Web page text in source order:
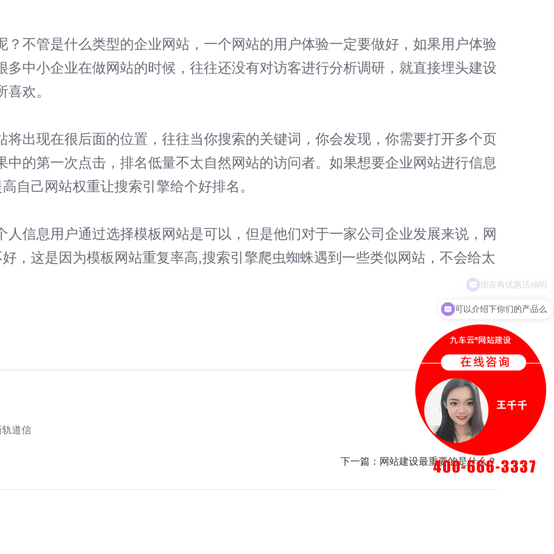
微信小程序开发
球商机获取
？不管是什么类型的企业网站，一个网站的用户体验一定要做好，如果用户体验
中小企业在做网站的时候，往往还没有对访客进行分析调研，就直接埋头建设
欢。
出现在很后面的位置，往往当你搜索的关键词，你会发现，你需要打开多个页
的第一次点击，排名低量不太自然网站的访问者。如果想要企业网站进行信息
自己网站权重让搜索引擎给个好排名。
信息用户通过选择模板网站是可以，但是他们对于一家公司企业发展来说，网
，这是因为模板网站重复率高,搜索引擎爬虫蜘蛛遇到一些类似网站，不会给太
轨道信
下一篇： 网站建设最重要的是什么？
可以介绍下你们的产品么